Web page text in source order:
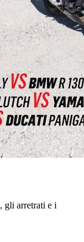
, gli arretrati e i